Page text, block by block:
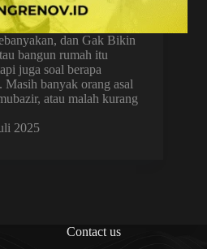
dan Gak Bikin
bangun rumah itu
juga soal berapa
banyak orang asal
atau malah kurang
2025
Contact us